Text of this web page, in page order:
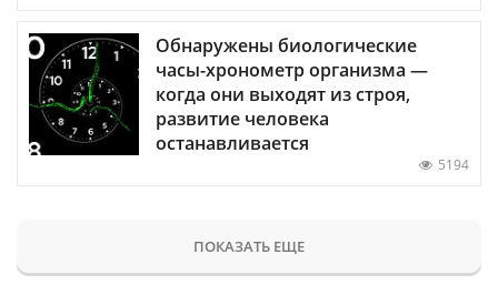
Обнаружены биологические
часы-хронометр организма —
когда они выходят из строя,
развитие человека
останавливается
5194
ПОКАЗАТЬ ЕЩЕ